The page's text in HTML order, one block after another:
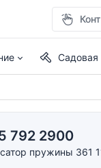
Садовая
792 2900
пружины 361